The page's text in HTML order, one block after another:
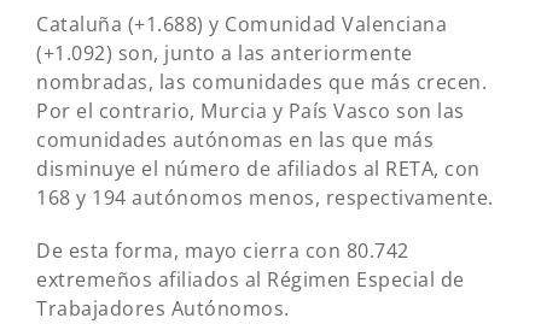
Cataluña (+1.688) y Comunidad Valenciana
(+1.092) son, junto a las anteriormente
nombradas, las comunidades que más crecen.
Por el contrario, Murcia y País Vasco son las
comunidades autónomas en las que más
disminuye el número de afiliados al RETA, con
168 y 194 autónomos menos, respectivamente.
De esta forma, mayo cierra con 80.742
extremeños afiliados al Régimen Especial de
Trabajadores Autónomos.